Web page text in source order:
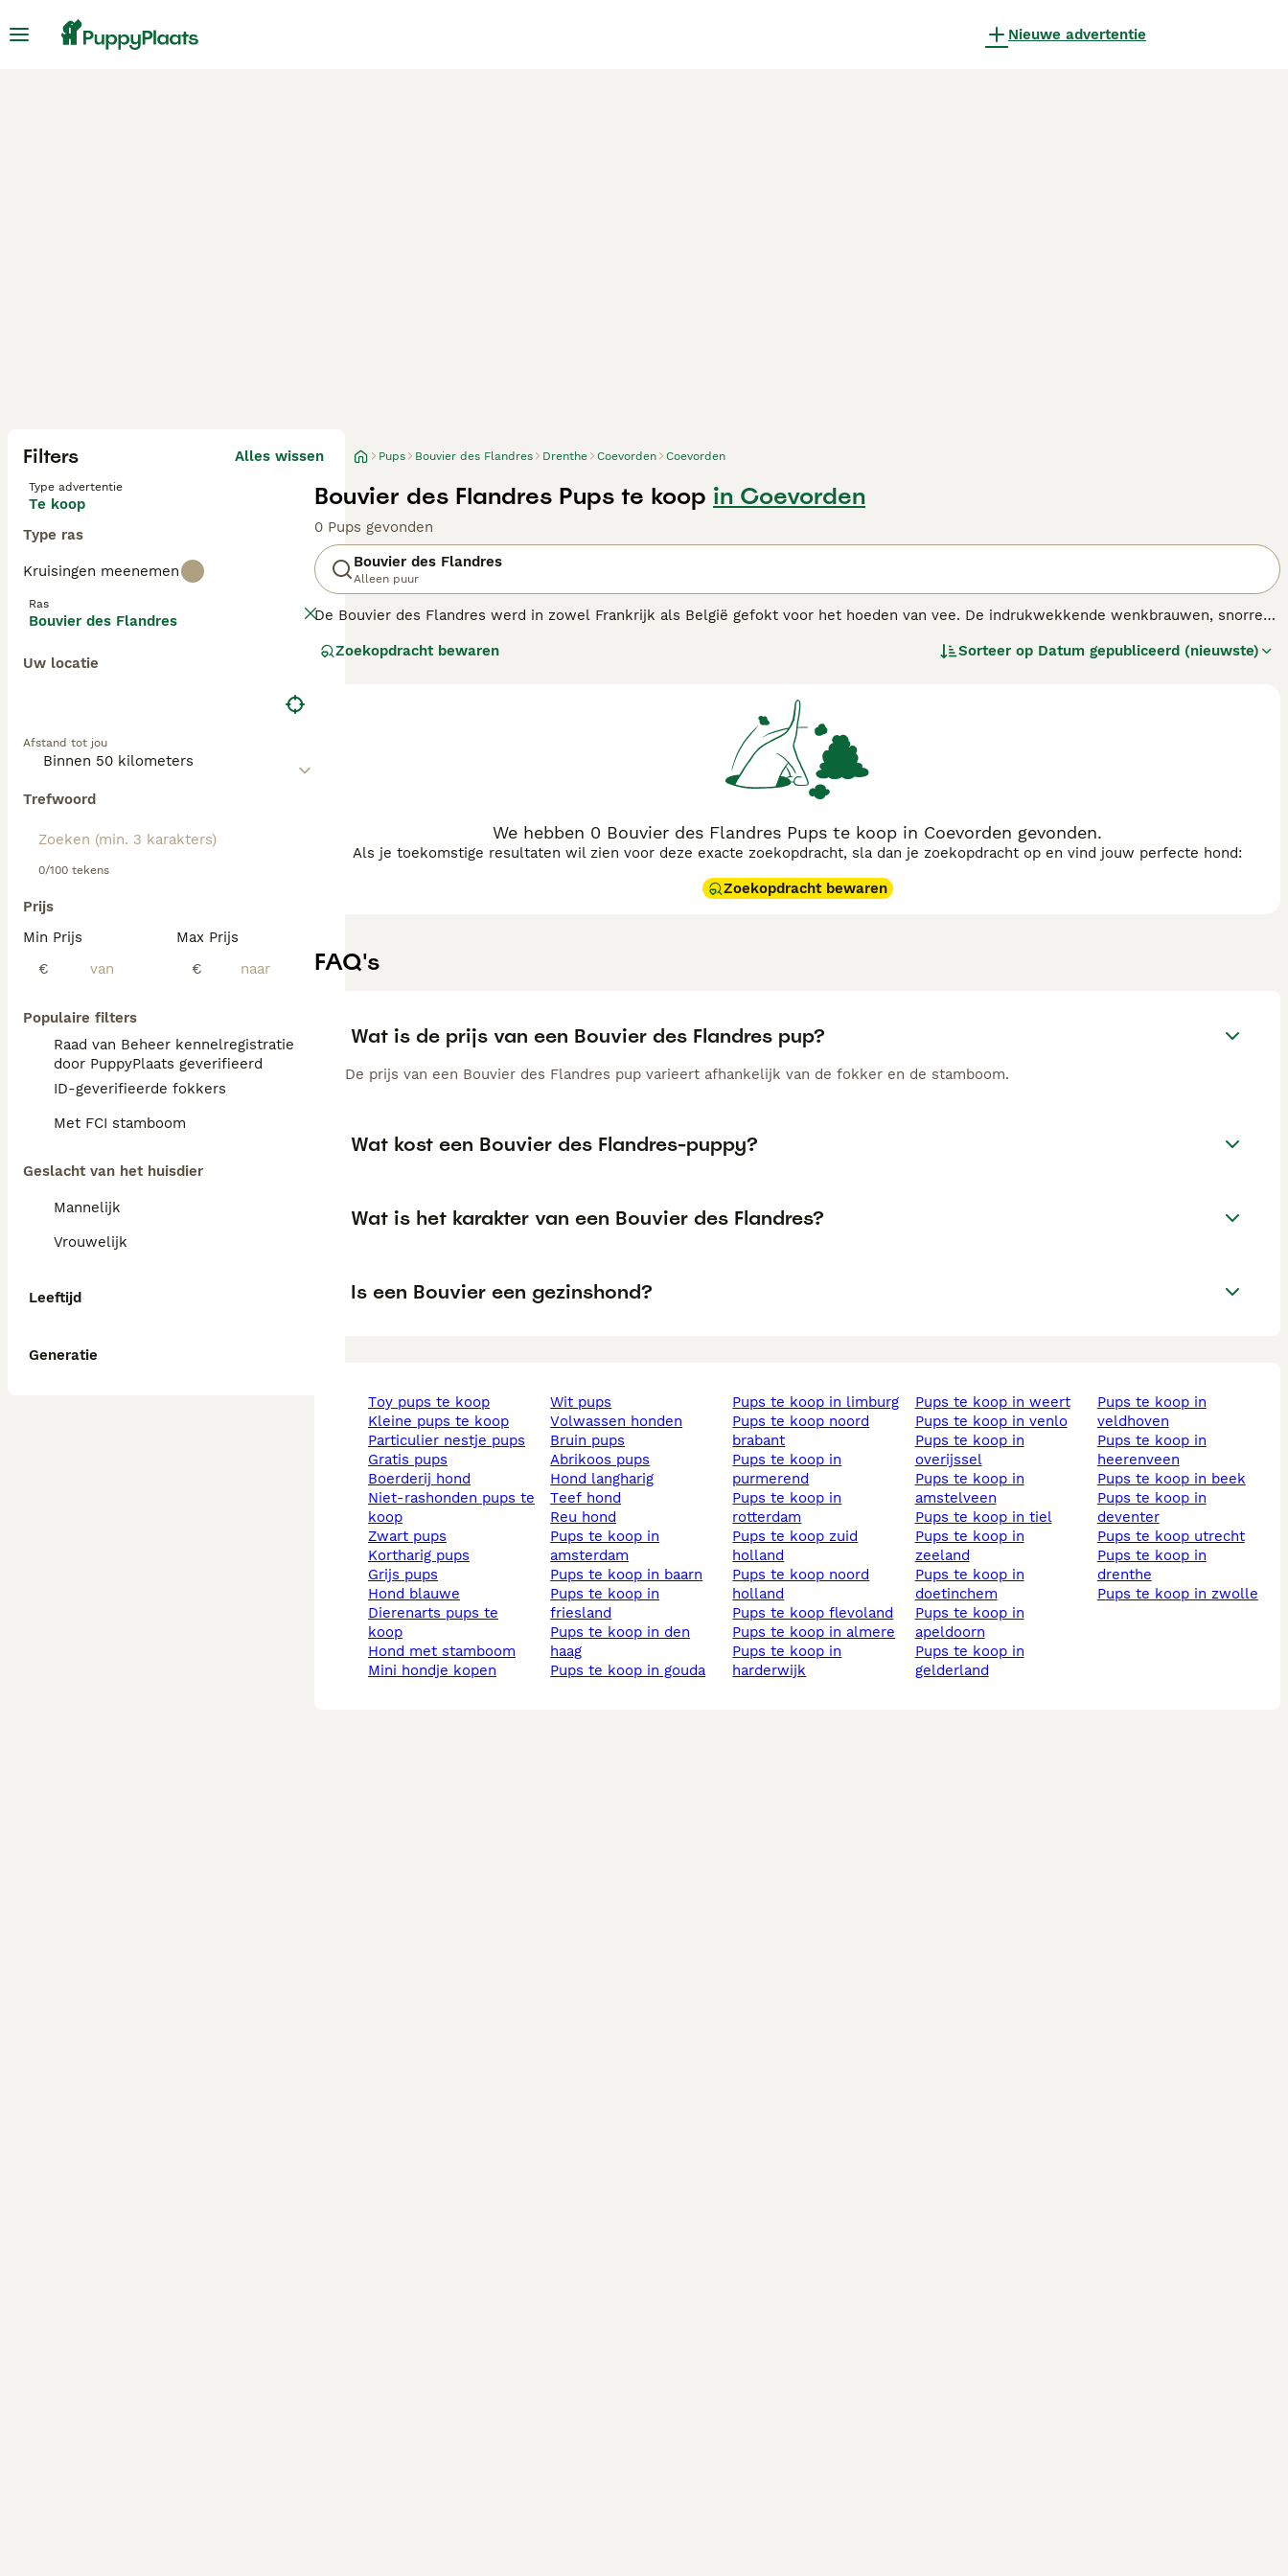
Nieuwe advertentie
Filters Alles wissen
Type advertentie
Te koop
Type ras
Kruisingen meenemen
Ras
Bouvier des Flandres
Uw locatie
Afstand tot jou
Trefwoord
0/100 tekens
Prijs
Min Prijs
€
Max Prijs
€
Populaire filters
Raad van Beheer kennelregistratie
door PuppyPlaats geverifieerd
ID-geverifieerde fokkers
Met FCI stamboom
Geslacht van het huisdier
Mannelijk
Vrouwelijk
Leeftijd
Generatie
Pups Bouvier des Flandres Drenthe Coevorden Coevorden
Bouvier des Flandres Pups te koop in Coevorden
0 Pups gevonden
Bouvier des Flandres
Alleen puur
De Bouvier des Flandres werd in zowel Frankrijk als België gefokt voor het hoeden van vee. De indrukwekkende wenkbrauwen, snorren
als vriendelijk en evenwichtig van karakter. Als zodanig zijn ze altijd erg populair geweest in Europa als gezelschaps- en gezinshonden.
Zoekopdracht bewaren Sorteer op Datum gepubliceerd (nieuwste)
We hebben 0 Bouvier des Flandres Pups te koop in Coevorden gevonden.
Als je toekomstige resultaten wil zien voor deze exacte zoekopdracht, sla dan je zoekopdracht op en vind jouw perfecte hond:
Zoekopdracht bewaren
FAQ's
Wat is de prijs van een Bouvier des Flandres pup?
De prijs van een Bouvier des Flandres pup varieert afhankelijk van de fokker en de stamboom.
Wat kost een Bouvier des Flandres-puppy?
Wat is het karakter van een Bouvier des Flandres?
Is een Bouvier een gezinshond?
toy pups te koop
kleine pups te koop
particulier nestje pups
gratis pups
boerderij hond
niet-rashonden pups te
koop
zwart pups
kortharig pups
grijs pups
hond blauwe
dierenarts pups te
koop
hond met stamboom
mini hondje kopen
wit pups
volwassen honden
bruin pups
abrikoos pups
hond langharig
teef hond
reu hond
pups te koop in
amsterdam
pups te koop in baarn
pups te koop in
friesland
pups te koop in den
haag
pups te koop in gouda
pups te koop in limburg
pups te koop noord
brabant
pups te koop in
purmerend
pups te koop in
rotterdam
pups te koop zuid
holland
pups te koop noord
holland
pups te koop flevoland
pups te koop in almere
pups te koop in
harderwijk
pups te koop in weert
pups te koop in venlo
pups te koop in
overijssel
pups te koop in
amstelveen
pups te koop in tiel
pups te koop in
zeeland
pups te koop in
doetinchem
pups te koop in
apeldoorn
pups te koop in
gelderland
pups te koop in
veldhoven
pups te koop in
heerenveen
pups te koop in beek
pups te koop in
deventer
pups te koop utrecht
pups te koop in
drenthe
pups te koop in zwolle